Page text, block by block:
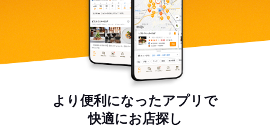
より便利になったアプリで
快適にお店探し